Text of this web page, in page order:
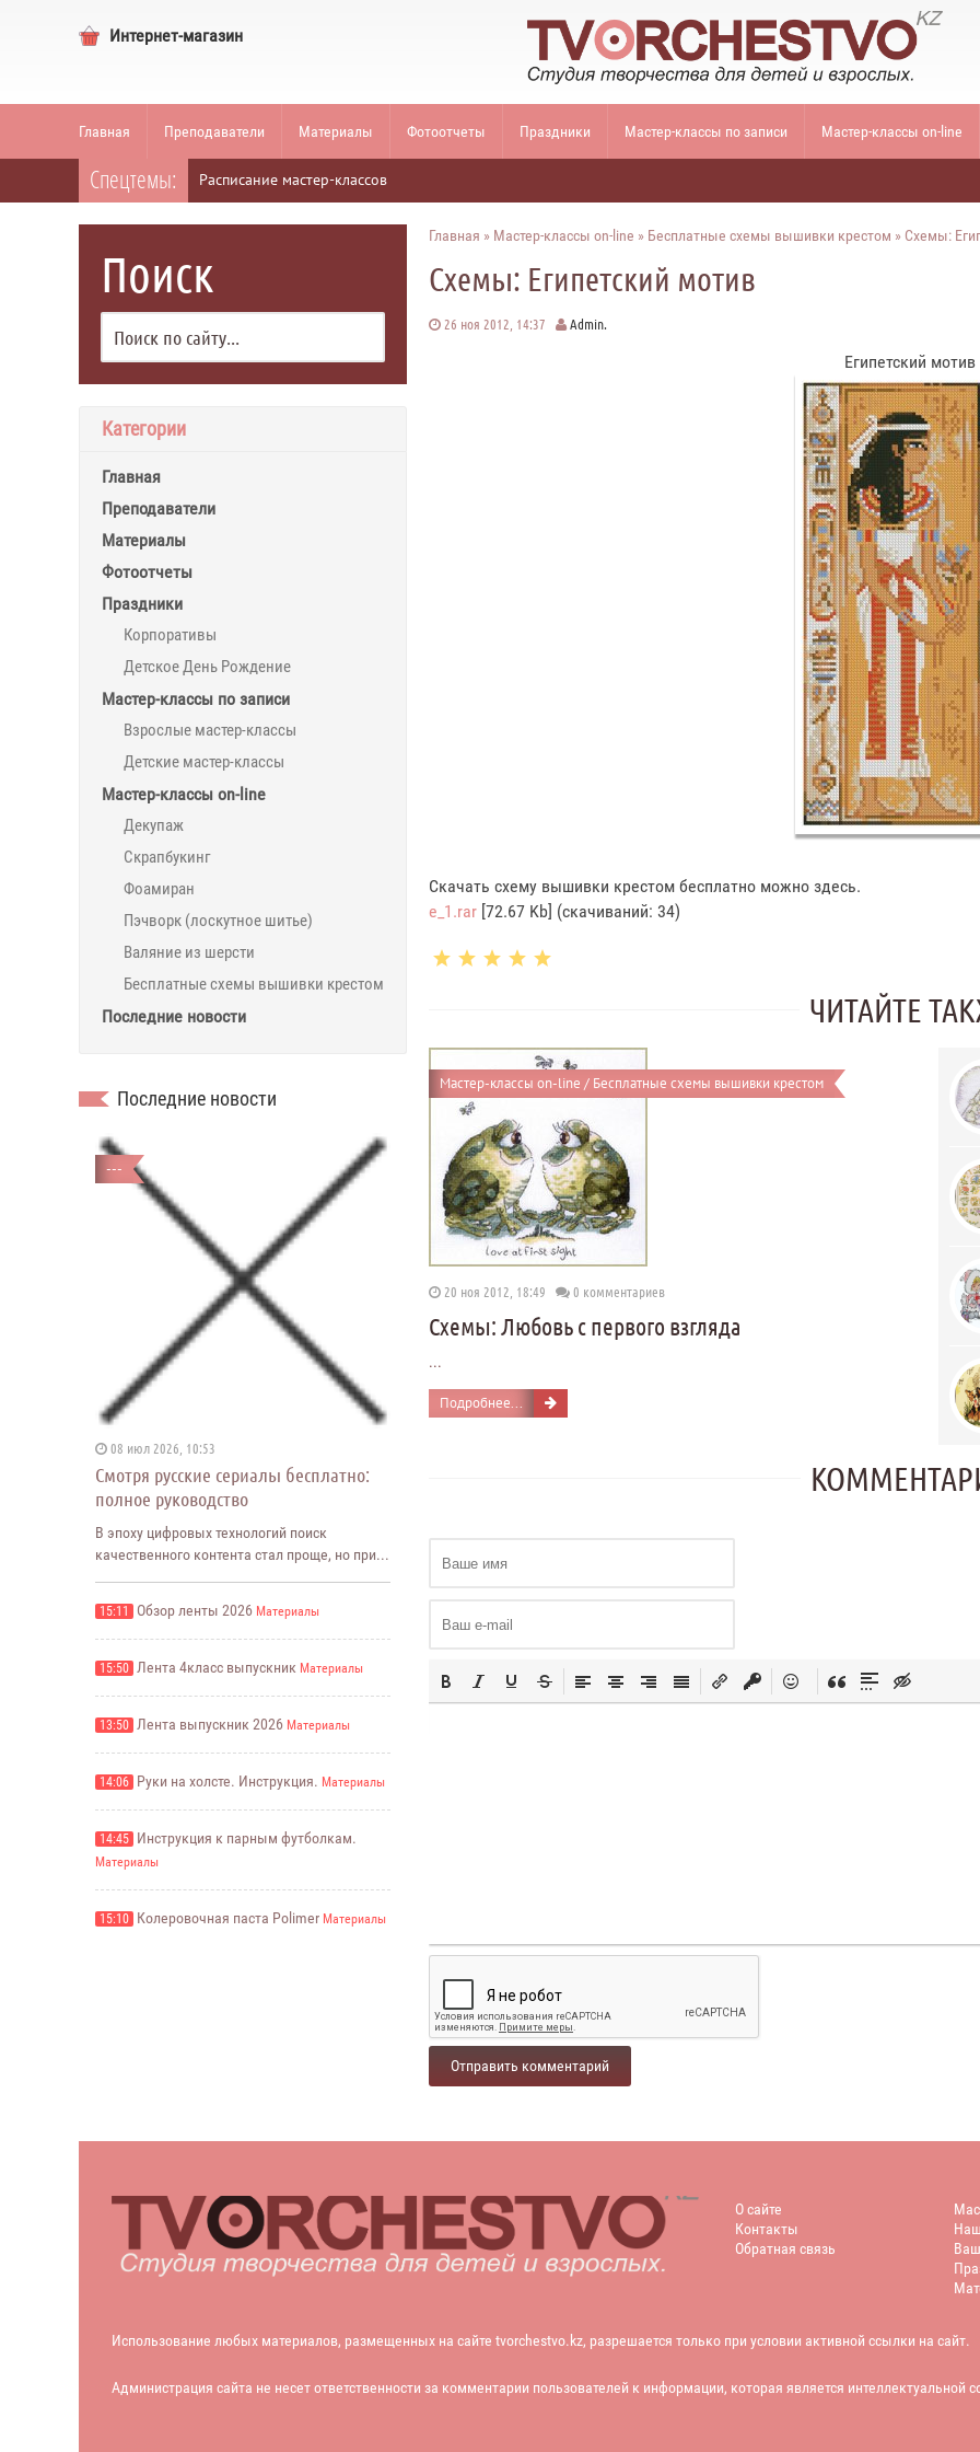
Интернет-магазин
Главная Преподаватели Материалы Фотоотчеты Праздники Мастер-классы по записи Мастер-классы on-line
Спецтемы: Расписание мастер-классов
Поиск
Категории
Главная
Преподаватели
Материалы
Фотоотчеты
Праздники
Корпоративы
Детское День Рождение
Мастер-классы по записи
Взрослые мастер-классы
Детские мастер-классы
Мастер-классы on-line
Декупаж
Скрапбукинг
Фоамиран
Пэчворк (лоскутное шитье)
Валяние из шерсти
Бесплатные схемы вышивки крестом
Последние новости
Последние новости
---
08 июл 2026, 10:53
Смотря русские сериалы бесплатно:
полное руководство
В эпоху цифровых технологий поиск
качественного контента стал проще, но при...
15:11 Обзор ленты 2026 Материалы
15:50 Лента 4класс выпускник Материалы
13:50 Лента выпускник 2026 Материалы
14:06 Руки на холсте. Инструкция. Материалы
14:45 Инструкция к парным футболкам.
Материалы
15:10 Колеровочная паста Polimer Материалы
Главная » Мастер-классы on-line » Бесплатные схемы вышивки крестом » Схемы:
Схемы: Египетский мотив
26 ноя 2012, 14:37 Admin.
Египетский мотив
Скачать схему вышивки крестом бесплатно можно здесь.
e_1.rar [72.67 Kb] (cкачиваний: 34)
ЧИТАЙТЕ
Мастер-классы on-line / Бесплатные схемы вышивки крестом
20 ноя 2012, 18:49 0 комментариев
Схемы: Любовь с первого взгляда
...
Подробнее...
Отправить комментарий
О сайте
Контакты
Обратная связь
Использование любых материалов, размещенных на сайте tvorchestvo.kz, разрешается только при условии активной ссылки на сайт.
Администрация сайта не несет ответственности за комментарии пользователей к информации, которая является интеллектуальной